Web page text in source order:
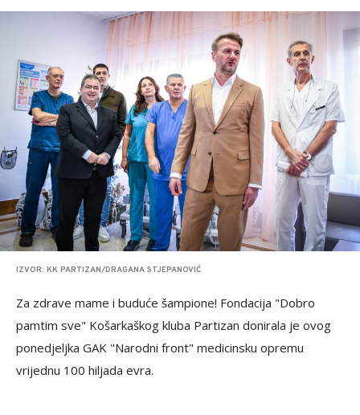
IZVOR: KK PARTIZAN/DRAGANA STJEPANOVIĆ
Za zdrave mame i buduće šampione! Fondacija "Dobro
pamtim sve" Košarkaškog kluba Partizan donirala je ovog
ponedjeljka GAK "Narodni front" medicinsku opremu
vrijednu 100 hiljada evra.